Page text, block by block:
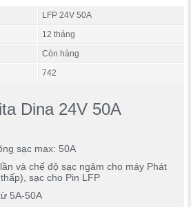
LFP 24V 50A
12 tháng
Còn hàng
742
Dina 24V 50A
sạc max: 50A
và chế độ sạc ngâm cho máy Phát
sạc cho Pin LFP
5A-50A